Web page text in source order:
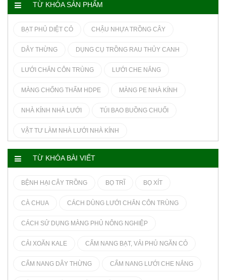
TỪ KHÓA SẢN PHẨM
BẠT PHỦ DIỆT CỎ CHẬU NHỰA TRỒNG CÂY
DÂY THỪNG DỤNG CỤ TRỒNG RAU THỦY CANH
LƯỚI CHẮN CÔN TRÙNG LƯỚI CHE NẮNG
MÀNG CHỐNG THẤM HDPE MÀNG PE NHÀ KÍNH
NHÀ KÍNH NHÀ LƯỚI TÚI BAO BUỒNG CHUỐI
VẬT TƯ LÀM NHÀ LƯỚI NHÀ KÍNH
TỪ KHÓA BÀI VIẾT
BỆNH HẠI CÂY TRỒNG BỌ TRĨ BỌ XÍT
CÀ CHUA CÁCH DÙNG LƯỚI CHẮN CÔN TRÙNG
CÁCH SỬ DỤNG MÀNG PHỦ NÔNG NGHIỆP
CẢI XOĂN KALE CẨM NANG BẠT, VẢI PHỦ NGĂN CỎ
CẨM NANG DÂY THỪNG CẨM NANG LƯỚI CHE NẮNG